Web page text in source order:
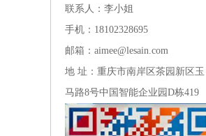
联系人：李小姐
手机：18102328695
邮箱：aimee@lesain.com
地 址：重庆市南岸区茶园新区玉
马路8号中国智能企业园D栋419